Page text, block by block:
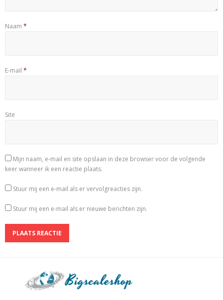
Naam *
E-mail *
Site
Mijn naam, e-mail en site opslaan in deze browser voor de volgende
keer wanneer ik een reactie plaats.
Stuur mij een e-mail als er vervolgreacties zijn.
Stuur mij een e-mail als er nieuwe berichten zijn.